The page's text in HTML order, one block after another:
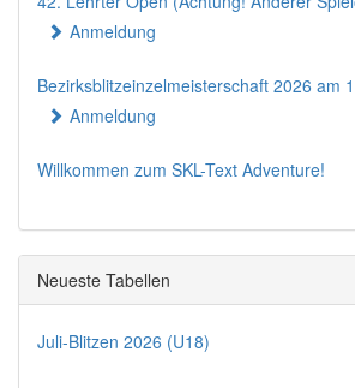
Anmeldung
Bezirksblitzeinzelmeisterschaft 2026 am
Anmeldung
Willkommen zum SKL-Text Adventure!
Neueste Tabellen
Juli-Blitzen 2026 (U18)